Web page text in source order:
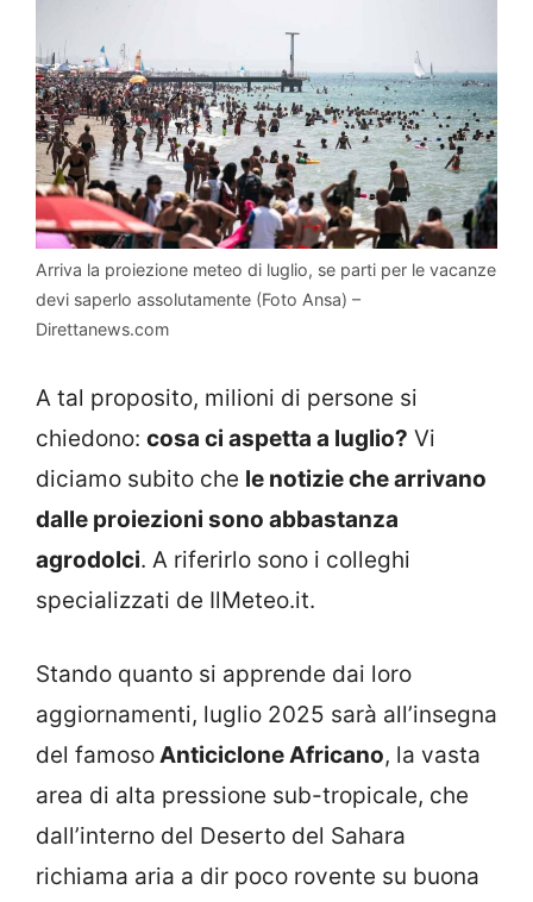
Arriva la proiezione meteo di luglio, se parti per le vacanze
devi saperlo assolutamente (Foto Ansa) –
Direttanews.com
A tal proposito, milioni di persone si
chiedono: cosa ci aspetta a luglio? Vi
diciamo subito che le notizie che arrivano
dalle proiezioni sono abbastanza
agrodolci. A riferirlo sono i colleghi
specializzati de IlMeteo.it.
Stando quanto si apprende dai loro
aggiornamenti, luglio 2025 sarà all’insegna
del famosoAnticiclone Africano, la vasta
area di alta pressione sub-tropicale, che
dall’interno del Deserto del Sahara
richiama aria a dir poco rovente su buona